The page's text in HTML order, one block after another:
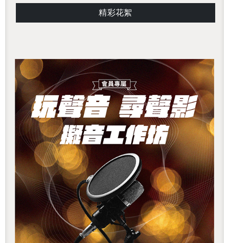
精彩花絮